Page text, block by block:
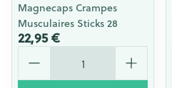
Magnecaps Crampes
Musculaires Sticks 28
22,95 €
Quantité